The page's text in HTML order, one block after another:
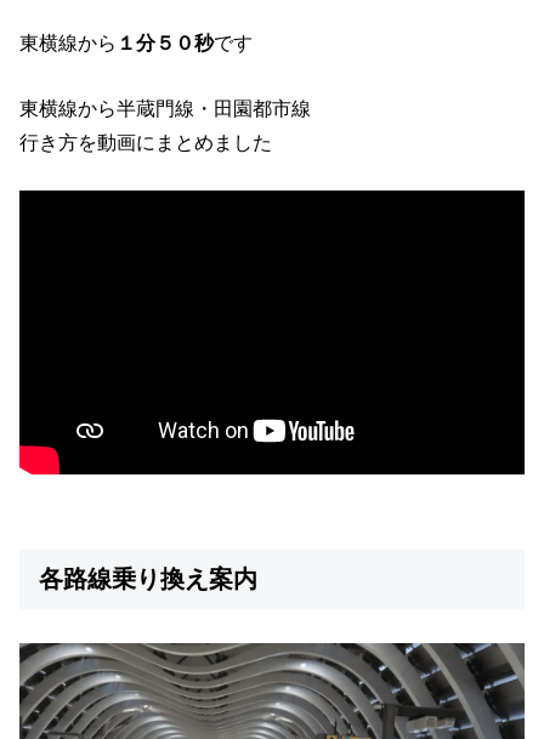
東横線から １分５０秒です
東横線から半蔵門線・田園都市線
行き方を動画にまとめました
各路線乗り換え案内